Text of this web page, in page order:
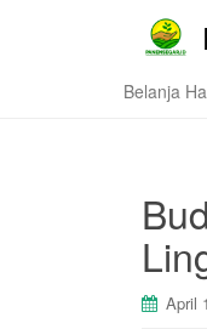
Belanja
April